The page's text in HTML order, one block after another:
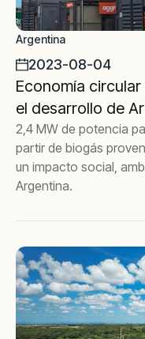
Argentina
2023-08-04
Economía
el desarrollo de
2,4 MW de potencia
partir de biogás
un impacto social,
Argentina.